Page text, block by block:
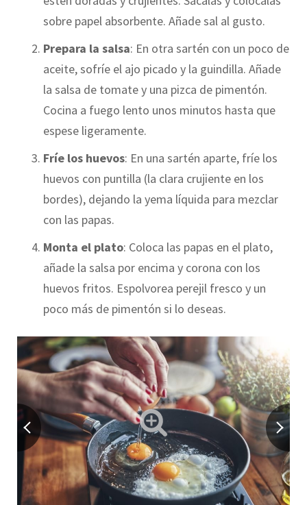
sobre papel absorbente. Añade sal al gusto.
Prepara la salsa: En otra sartén con un poco de
aceite, sofríe el ajo picado y la guindilla. Añade
la salsa de tomate y una pizca de pimentón.
Cocina a fuego lento unos minutos hasta que
espese ligeramente.
Fríe los huevos: En una sartén aparte, fríe los
huevos con puntilla (la clara crujiente en los
bordes), dejando la yema líquida para mezclar
con las papas.
Monta el plato: Coloca las papas en el plato,
añade la salsa por encima y corona con los
huevos fritos. Espolvorea perejil fresco y un
poco más de pimentón si lo deseas.